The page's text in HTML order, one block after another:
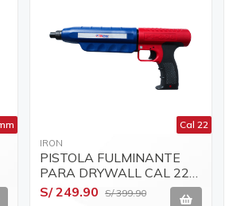
Cal 22
IRON
PISTOLA FULMINANTE
PARA DRYWALL CAL 22
IRON IR-PT396
S/ 249.90 S/ 399.90